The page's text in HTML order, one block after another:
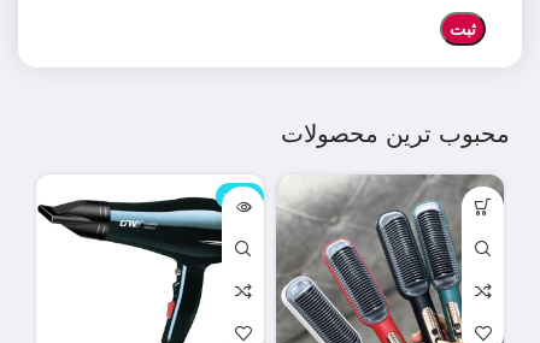
محبوب ترین محصولات
ناموجود